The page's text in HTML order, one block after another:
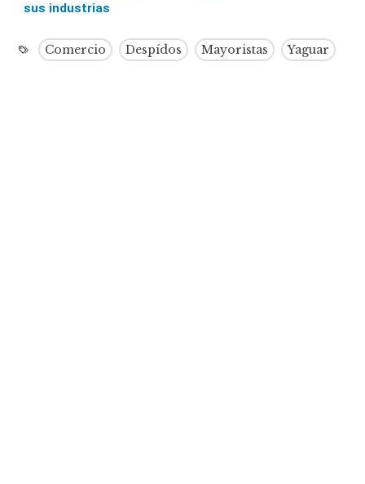
sus industrias
Comercio Despídos Mayoristas Yaguar